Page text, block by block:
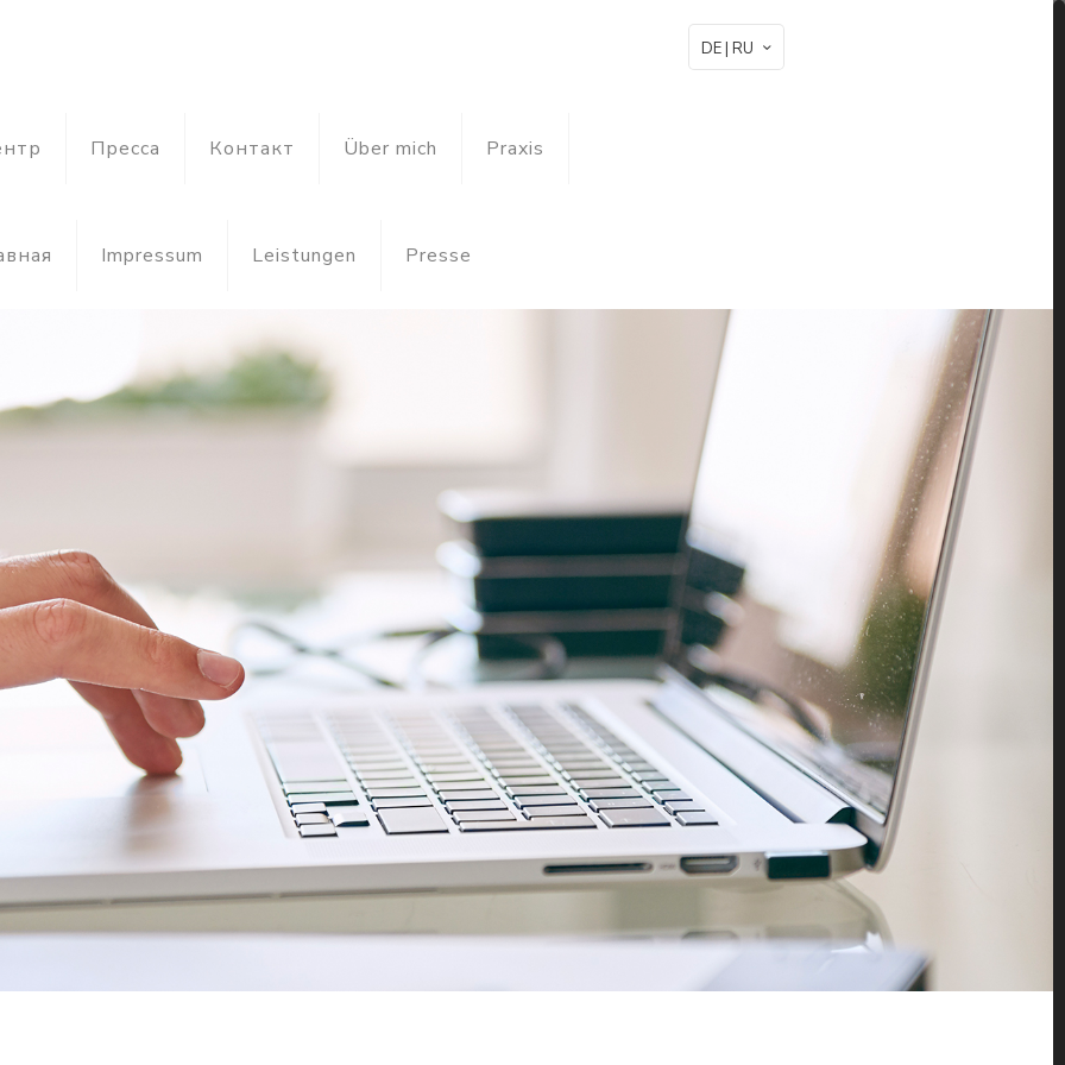
Пресса Контакт Über mich Praxis
Impressum Leistungen Presse
DE | RU